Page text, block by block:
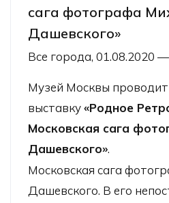
сага фотографа
Дашевского»
Все города, 01.08.2020
Музей Москвы
выставку«Родное
Московская сага
Дашевского».
Московская сага
Дашевского. В его